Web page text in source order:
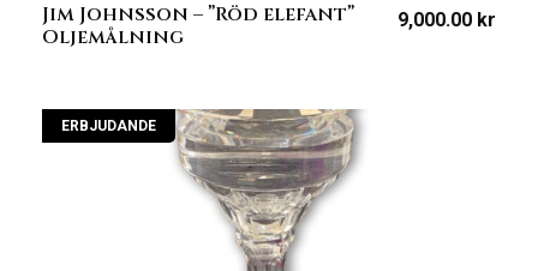
Jim Johnsson – ”Röd elefant”
Oljemålning
9,000.00 kr
ERBJUDANDE